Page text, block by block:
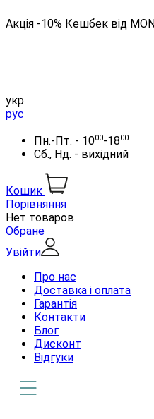
Акція -10% Кешбек від
укр
рус
Пн.-Пт. - 1000-1800
Сб., Нд. - вихідний
Кошик
Порівняння
Нет товаров
Обране
Увійти
Про нас
Доставка і оплата
Гарантія
Контакти
Блог
Дисконт
Відгуки